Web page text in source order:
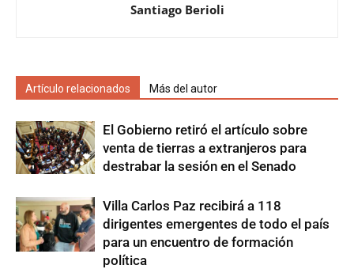
Santiago Berioli
Artículo relacionados Más del autor
El Gobierno retiró el artículo sobre
venta de tierras a extranjeros para
destrabar la sesión en el Senado
Villa Carlos Paz recibirá a 118
dirigentes emergentes de todo el país
para un encuentro de formación
política